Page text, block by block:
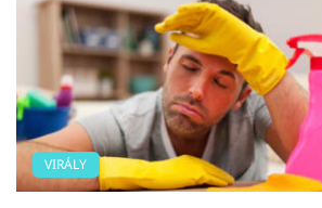
VIRÁLY